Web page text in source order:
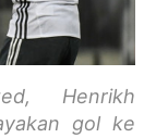
Henrikh
gol ke